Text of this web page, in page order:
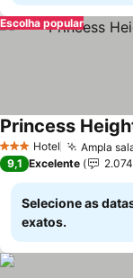
Escolha popular
3 EstrelasHotel Ampla
9,1 Excelente 2.074
Selecione as
exatos.